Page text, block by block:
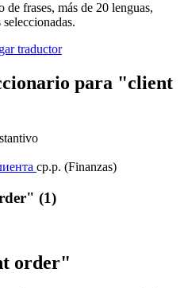
frases, más de 20 lenguas,
para "client
ср.р. (Finanzas)
(1)
order"